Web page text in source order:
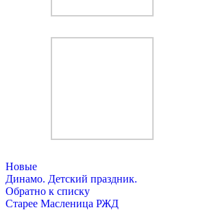
Новые
Динамо. Детский праздник.
Обратно к списку
Старее Масленица РЖД